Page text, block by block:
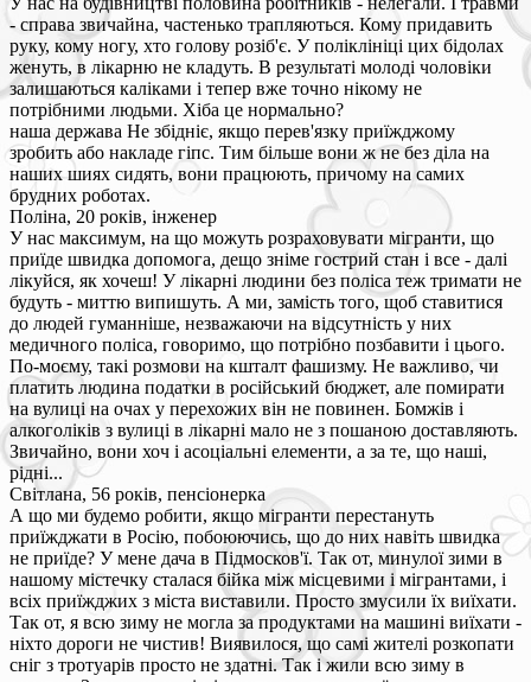
- справа звичайна, частенько трапляються. Кому придавить
руку, кому ногу, хто голову розіб'є. У поліклініці цих бідолах
женуть, в лікарню не кладуть. В результаті молоді чоловіки
залишаються каліками і тепер вже точно нікому не
потрібними людьми. Хіба це нормально?
наша держава Не збідніє, якщо перев'язку приїжджому
зробить або накладе гіпс. Тим більше вони ж не без діла на
наших шиях сидять, вони працюють, причому на самих
брудних роботах.
Поліна, 20 років, інженер
У нас максимум, на що можуть розраховувати мігранти, що
приїде швидка допомога, дещо зніме гострий стан і все - далі
лікуйся, як хочеш! У лікарні людини без поліса теж тримати не
будуть - миттю випишуть. А ми, замість того, щоб ставитися
до людей гуманніше, незважаючи на відсутність у них
медичного поліса, говоримо, що потрібно позбавити і цього.
По-моєму, такі розмови на кшталт фашизму. Не важливо, чи
платить людина податки в російський бюджет, але помирати
на вулиці на очах у перехожих він не повинен. Бомжів і
алкоголіків з вулиці в лікарні мало не з пошаною доставляють.
Звичайно, вони хоч і асоціальні елементи, а за те, що наші,
рідні...
Світлана, 56 років, пенсіонерка
А що ми будемо робити, якщо мігранти перестануть
приїжджати в Росію, побоюючись, що до них навіть швидка
не приїде? У мене дача в Підмосков'ї. Так от, минулої зими в
нашому містечку сталася бійка між місцевими і мігрантами, і
всіх приїжджих з міста виставили. Просто змусили їх виїхати.
Так от, я всю зиму не могла за продуктами на машині виїхати -
ніхто дороги не чистив! Виявилося, що самі жителі розкопати
сніг з тротуарів просто не здатні. Так і жили всю зиму в